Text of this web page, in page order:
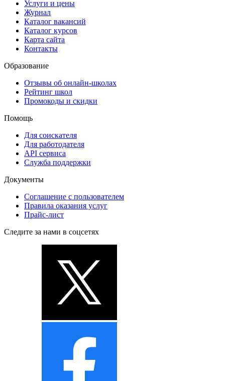
Услуги и цены
Журнал
Каталог вакансий
Каталог курсов
Карта сайта
Контакты
Образование
Отзывы об онлайн-школах
Рейтинг школ
Промокоды и скидки
Помощь
Для соискателя
Для работодателя
API сервиса
Служба поддержки
Документы
Соглашение с пользователем
Правила оказания услуг
Прайс-лист
Следите за нами в соцсетях